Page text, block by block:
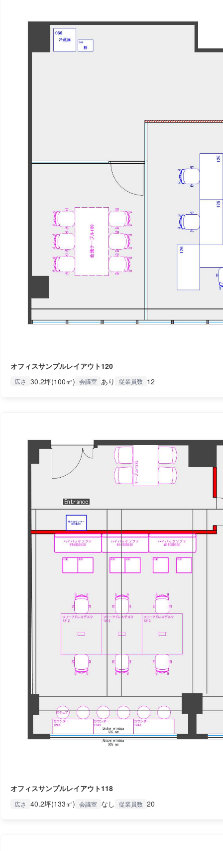
オフィスサンプルレイアウト120
広さ 30.2坪(100㎡) 会議室 あり 従業員数 12
オフィスサンプルレイアウト118
広さ 40.2坪(133㎡) 会議室 なし 従業員数 20